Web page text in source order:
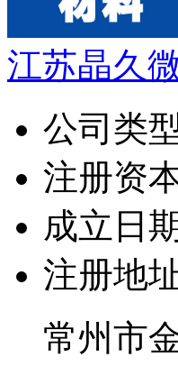
江苏晶久
公司类
注册资
成立日
注册地
常州市